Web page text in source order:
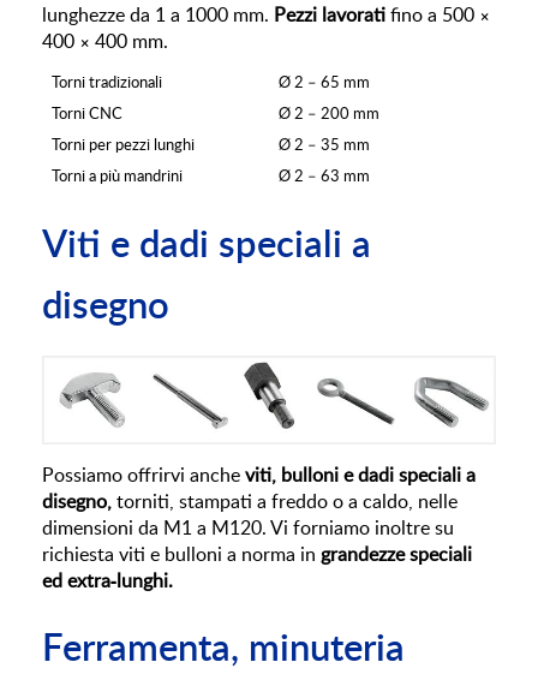
lunghezze da 1 a 1000 mm. Pezzi lavorati fino a 500 ×
400 × 400 mm.
Torni tradizionali
Ø 2 – 65 mm
Torni CNC
Ø 2 – 200 mm
Torni per pezzi lunghi
Ø 2 – 35 mm
Torni a più mandrini
Ø 2 – 63 mm
Viti e dadi speciali a
disegno
Possiamo offrirvi anche viti, bulloni e dadi speciali a
disegno, torniti, stampati a freddo o a caldo, nelle
dimensioni da M1 a M120. Vi forniamo inoltre su
richiesta viti e bulloni a norma in grandezze speciali
ed extra-lunghi.
Ferramenta, minuteria